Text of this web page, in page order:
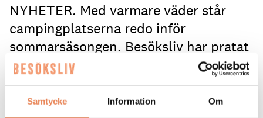
Samtycke Information Om
NYHETER. Med varmare väder står
campingplatserna redo inför
sommarsäsongen. Besöksliv har pratat
med tre av vinnarna i Campers’ Choice
2026 för att höra mer om hur de tar sig
an gästernas förväntningar 2026.